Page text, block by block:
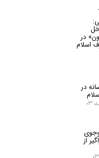
در
اسلام
در
از